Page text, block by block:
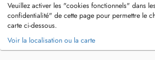
Veuillez activer les "cookies fonctionnels" dans
confidentialité" de cette page pour permettre le
carte ci-dessous.
Voir la localisation ou la carte